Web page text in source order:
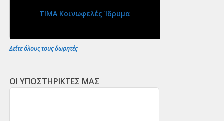
ΤΙΜΑ Κοινωφελές Ίδρυμα
Δείτε όλους τους δωρητές
ΟΙ ΥΠΟΣΤΗΡΙΚΤΕΣ ΜΑΣ